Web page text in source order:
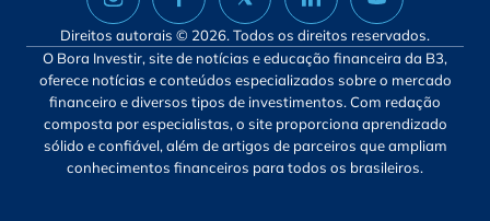
Direitos autorais © 2026. Todos os direitos reservados.
O Bora Investir, site de notícias e educação financeira da B3,
oferece notícias e conteúdos especializados sobre o mercado
financeiro e diversos tipos de investimentos. Com redação
composta por especialistas, o site proporciona aprendizado
sólido e confiável, além de artigos de parceiros que ampliam
conhecimentos financeiros para todos os brasileiros.